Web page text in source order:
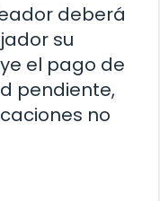
deberá
su
el pago de
pendiente,
no